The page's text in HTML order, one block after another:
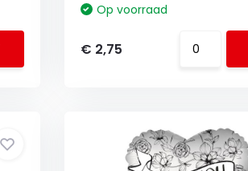
Op voorraad
€ 2,75